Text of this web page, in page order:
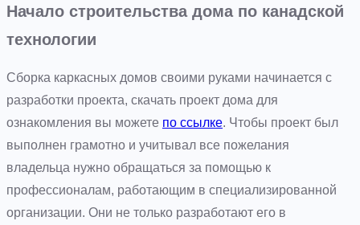
Начало строительства дома по канадской
технологии
Сборка каркасных домов своими руками начинается с
разработки проекта, скачать проект дома для
ознакомления вы можете по ссылке. Чтобы проект был
выполнен грамотно и учитывал все пожелания
владельца нужно обращаться за помощью к
профессионалам, работающим в специализированной
организации. Они не только разработают его в